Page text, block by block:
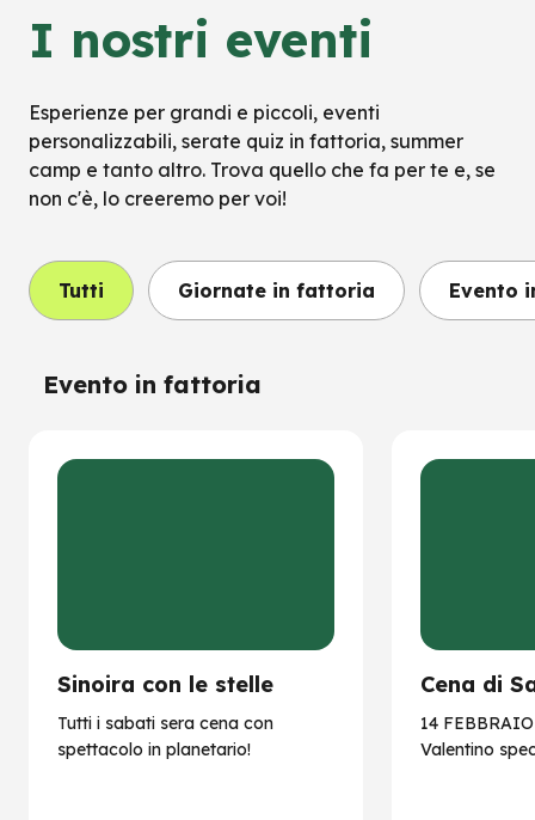
I nostri eventi
Esperienze per grandi e piccoli, eventi
personalizzabili, serate quiz in fattoria, summer
camp e tanto altro. Trova quello che fa per te e, se
non c'è, lo creeremo per voi!
Tutti Giornate in fattoria Evento
Evento in fattoria
Sinoira con le stelle
Tutti i sabati sera cena con
spettacolo in planetario!
Cena di
14
Valentino